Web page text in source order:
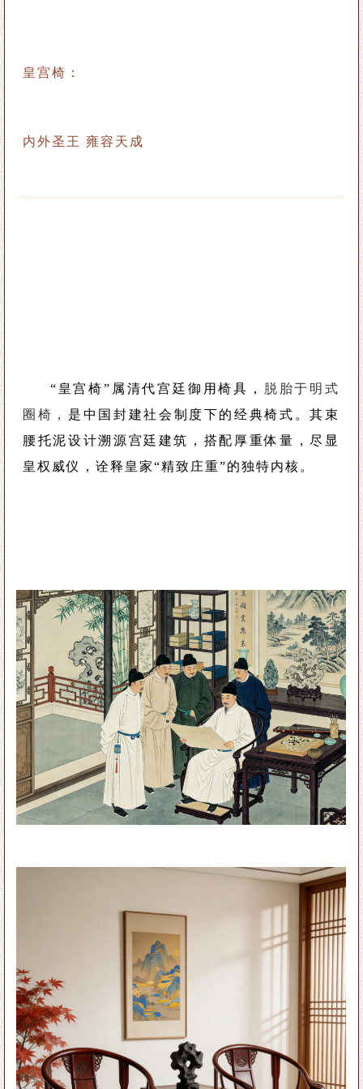
皇宫椅：
内外圣王 雍容天成
“皇宫椅”属清代宫廷御用椅具，
脱胎于明式
圈椅， 是中国封建社会制度下的经典椅式。其束
腰托泥设计溯源宫廷建筑，搭配厚重体量，尽显
皇权威仪，诠释皇家“精致庄重”的独特内核。